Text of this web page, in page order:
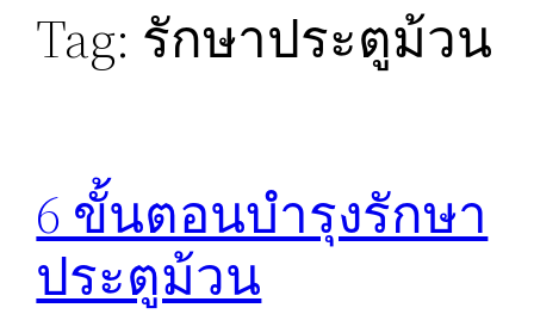
Tag: รักษาประตูม้วน
6 ขั้นตอนบำรุงรักษา
ประตูม้วน